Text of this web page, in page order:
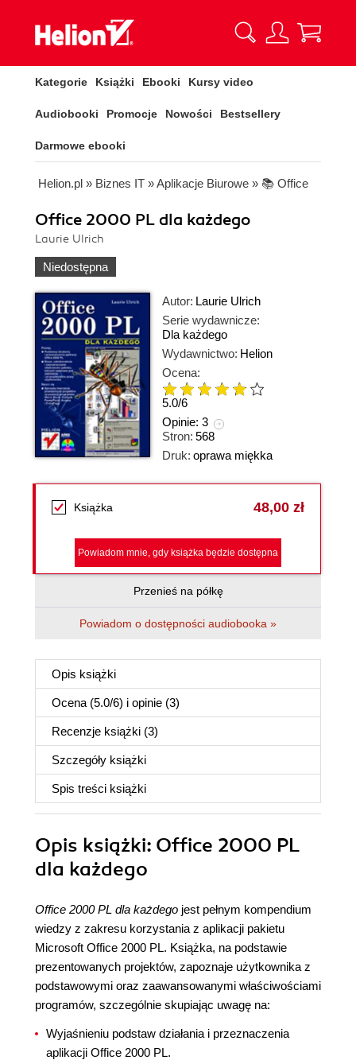
Kategorie Książki Ebooki Kursy video
Audiobooki Promocje Nowości Bestsellery
Darmowe ebooki
Helion.pl » Biznes IT »Aplikacje Biurowe » 📚 Office
Office 2000 PL dla każdego
Laurie Ulrich
Niedostępna
Autor: Laurie Ulrich
Serie wydawnicze:
Dla każdego
Wydawnictwo: Helion
Ocena:
5.0/6
Opinie: 3
Stron: 568
Druk: oprawa miękka
Książka 48,00 zł
Powiadom mnie, gdy książka będzie dostępna
Przenieś na półkę
Powiadom o dostępności audiobooka »
Opis książki
Ocena (5.0/6) i opinie (3)
Recenzje książki (3)
Szczegóły książki
Spis treści książki
Opis książki: Office 2000 PL
dla każdego
Office 2000 PL dla każdego jest pełnym kompendium
wiedzy z zakresu korzystania z aplikacji pakietu
Microsoft Office 2000 PL. Książka, na podstawie
prezentowanych projektów, zapoznaje użytkownika z
podstawowymi oraz zaawansowanymi właściwościami
programów, szczególnie skupiając uwagę na:
Wyjaśnieniu podstaw działania i przeznaczenia
aplikacji Office 2000 PL.